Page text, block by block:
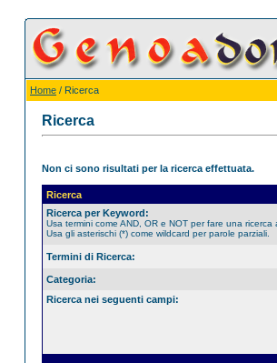
Home / Ricerca
Ricerca
Non ci sono risultati per la ricerca effettuata.
Ricerca
Ricerca per Keyword:
Usa termini come AND, OR e NOT per fare una ricerca
Usa gli asterischi (*) come wildcard per parole parziali.
Termini di Ricerca:
Categoria:
Ricerca nei seguenti campi: